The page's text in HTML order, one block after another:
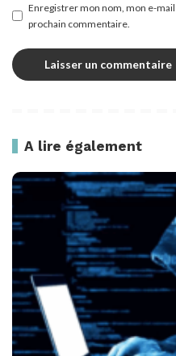
Enregistrer mon nom, mon e-
prochain commentaire.
A lire également